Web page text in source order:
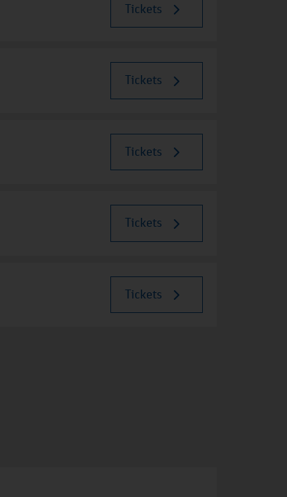
Tickets
Tickets
Tickets
Tickets
Tickets